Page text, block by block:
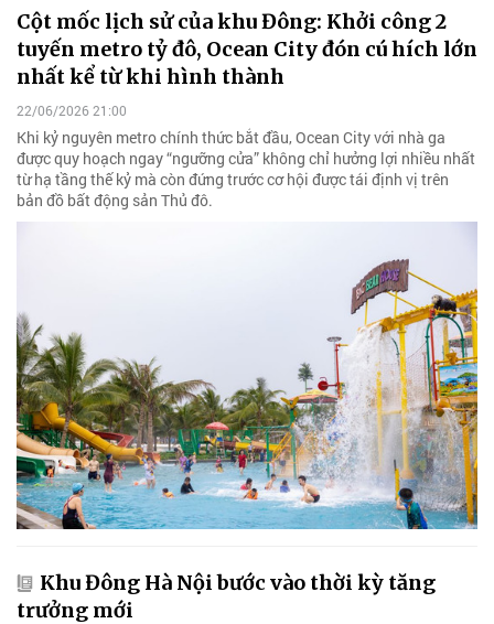
Cột mốc lịch sử của khu Đông: Khởi công 2
tuyến metro tỷ đô, Ocean City đón cú hích lớn
nhất kể từ khi hình thành
22/06/2026 21:00
Khi kỷ nguyên metro chính thức bắt đầu, Ocean City với nhà ga
được quy hoạch ngay “ngưỡng cửa” không chỉ hưởng lợi nhiều nhất
từ hạ tầng thế kỷ mà còn đứng trước cơ hội được tái định vị trên
bản đồ bất động sản Thủ đô.
Khu Đông Hà Nội bước vào thời kỳ tăng
trưởng mới